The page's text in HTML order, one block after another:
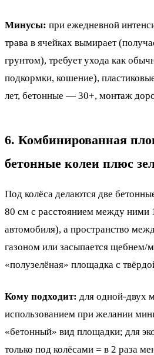
Минусы: при ежедневной
трава в ячейках вымирает
грунтом), требует ухода как
подкормки, кошение),
лет, бетонные — 30+, монтаж
6. Комбинированная
бетонные колеи плюс
Под колёса делаются две
80 см с расстоянием между ними
автомобиля), а пространство
газоном или засыпается щебнем/
«полузелёная» площадка с
Кому подходит: для одной-двух
использованием при желании
«бетонный» вид площадки; для
только под колёсами = в 2 раза